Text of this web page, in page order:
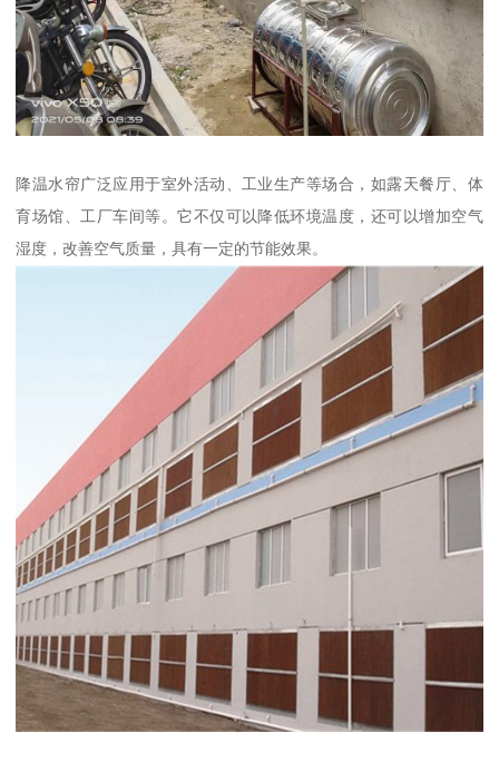
降温水帘广泛应用于室外活动、工业生产等场合，如露天餐厅、体
育场馆、工厂车间等。它不仅可以降低环境温度，还可以增加空气
湿度，改善空气质量，具有一定的节能效果。